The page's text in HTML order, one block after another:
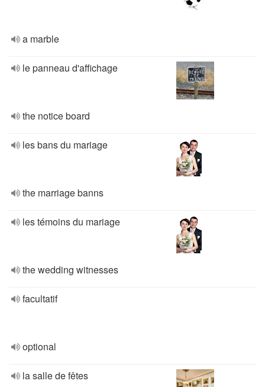
a marble
le panneau d'affichage
the notice board
les bans du mariage
the marriage banns
les témoins du mariage
the wedding witnesses
facultatif
optional
la salle de fêtes